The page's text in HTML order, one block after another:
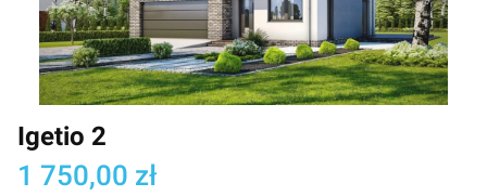
Igetio 2
1 750,00 zł